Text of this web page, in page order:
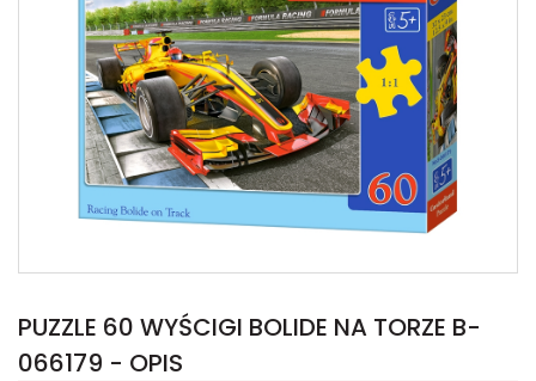
PUZZLE 60 WYŚCIGI BOLIDE NA TORZE B-
066179 - OPIS